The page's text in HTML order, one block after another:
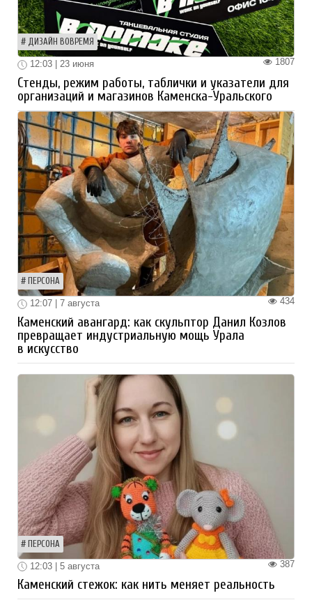
ДИЗАЙН ВОВРЕМЯ
1807
12:03 | 23 июня
Стенды, режим работы, таблички и указатели для
организаций и магазинов Каменска-Уральского
ПЕРСОНА
434
12:07 | 7 августа
Каменский авангард: как скульптор Данил Козлов
превращает индустриальную мощь Урала
в искусство
ПЕРСОНА
387
12:03 | 5 августа
Каменский стежок: как нить меняет реальность